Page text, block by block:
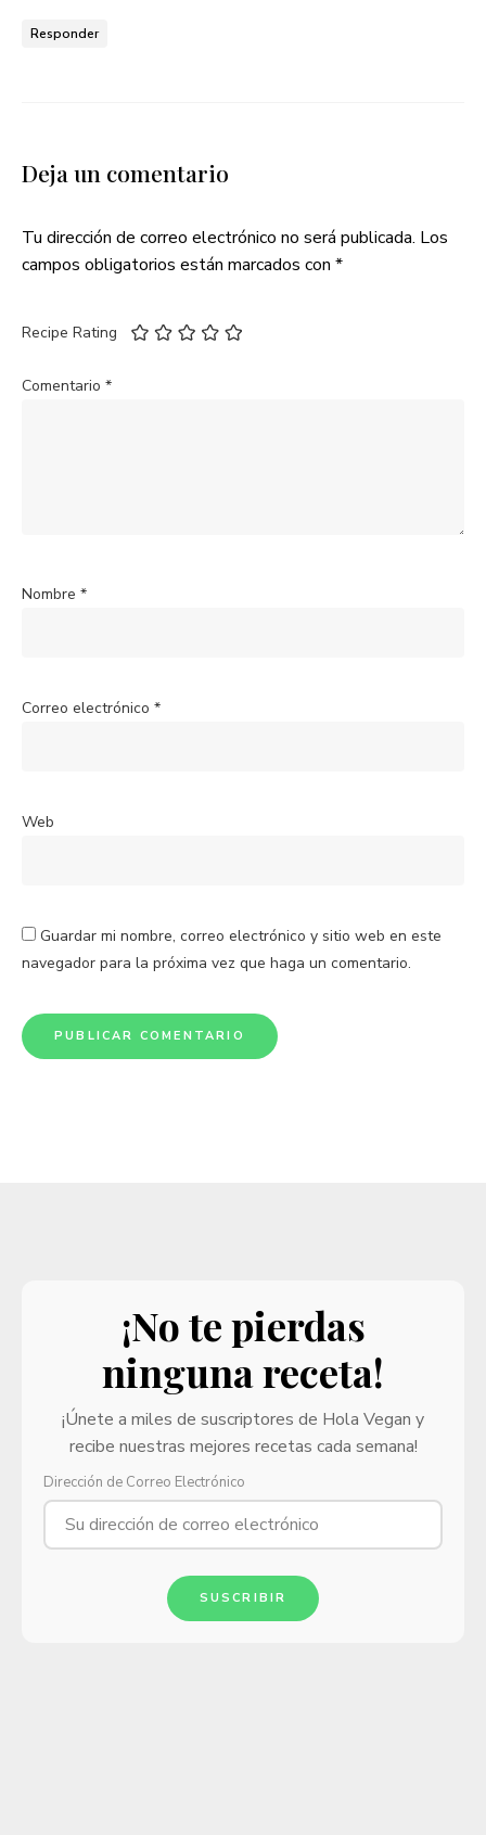
Responder
Deja un comentario
Tu dirección de correo electrónico no será publicada. Los
campos obligatorios están marcados con *
Recipe Rating
Comentario *
Nombre *
Correo electrónico *
Web
Guardar mi nombre, correo electrónico y sitio web en este
navegador para la próxima vez que haga un comentario.
¡No te pierdas
ninguna receta!
¡Únete a miles de suscriptores de Hola Vegan y
recibe nuestras mejores recetas cada semana!
Dirección de Correo Electrónico
SUSCRIBIR